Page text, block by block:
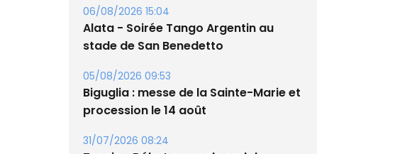
06/08/2026 15:04
Alata - Soirée Tango Argentin au
stade de San Benedetto
05/08/2026 09:53
Biguglia : messe de la Sainte-Marie et
procession le 14 août
31/07/2026 08:24